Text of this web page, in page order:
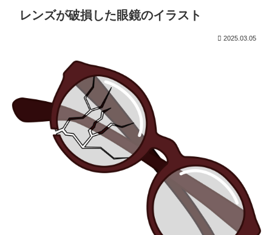
レンズが破損した眼鏡のイラスト
2025.03.05